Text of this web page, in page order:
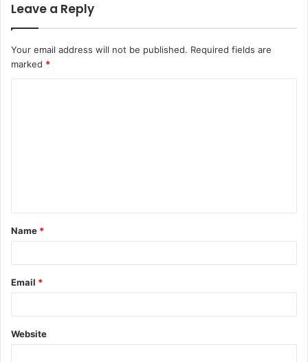
Leave a Reply
Your email address will not be published. Required fields are
marked *
Name *
Email *
Website